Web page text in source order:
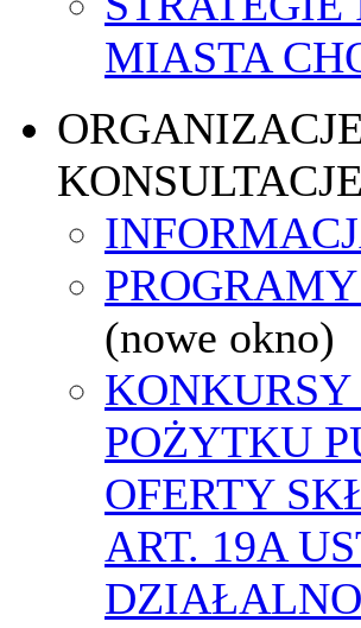
MIASTA
(nowe okno)
POŻYTKU
OFERTY
ART. 19A